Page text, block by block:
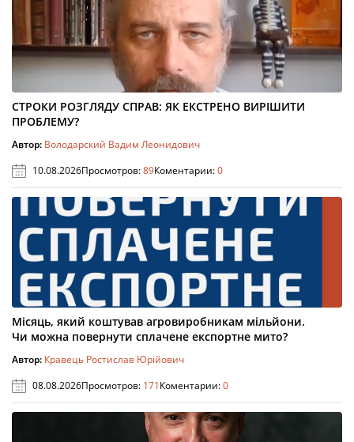
СТРОКИ РОЗГЛЯДУ СПРАВ: ЯК ЕКСТРЕНО ВИРІШИТИ
ПРОБЛЕМУ?
Автор: Володарский Вадим Леонидович
10.08.2026Просмотров:89Коментарии:0
Місяць, який коштував агровиробникам мільйони.
Чи можна повернути сплачене експортне мито?
Автор: Кравець Ростислав Юрійович
08.08.2026Просмотров: 171Коментарии:0